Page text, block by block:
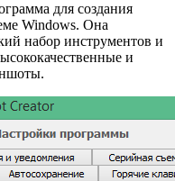
для создания
Windows. Она
набор инструментов и
и